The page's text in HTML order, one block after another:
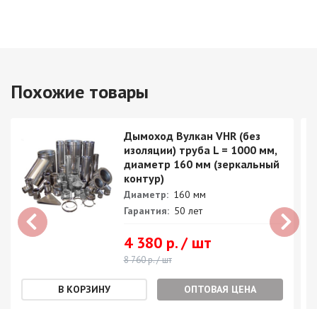
Похожие товары
Дымоход Вулкан VHR (без
изоляции) труба L = 1000 мм,
диаметр 160 мм (зеркальный
контур)
Диаметр: 160 мм
Гарантия: 50 лет
4 380 р. / шт
8 760 р. / шт
ОПТОВАЯ ЦЕНА